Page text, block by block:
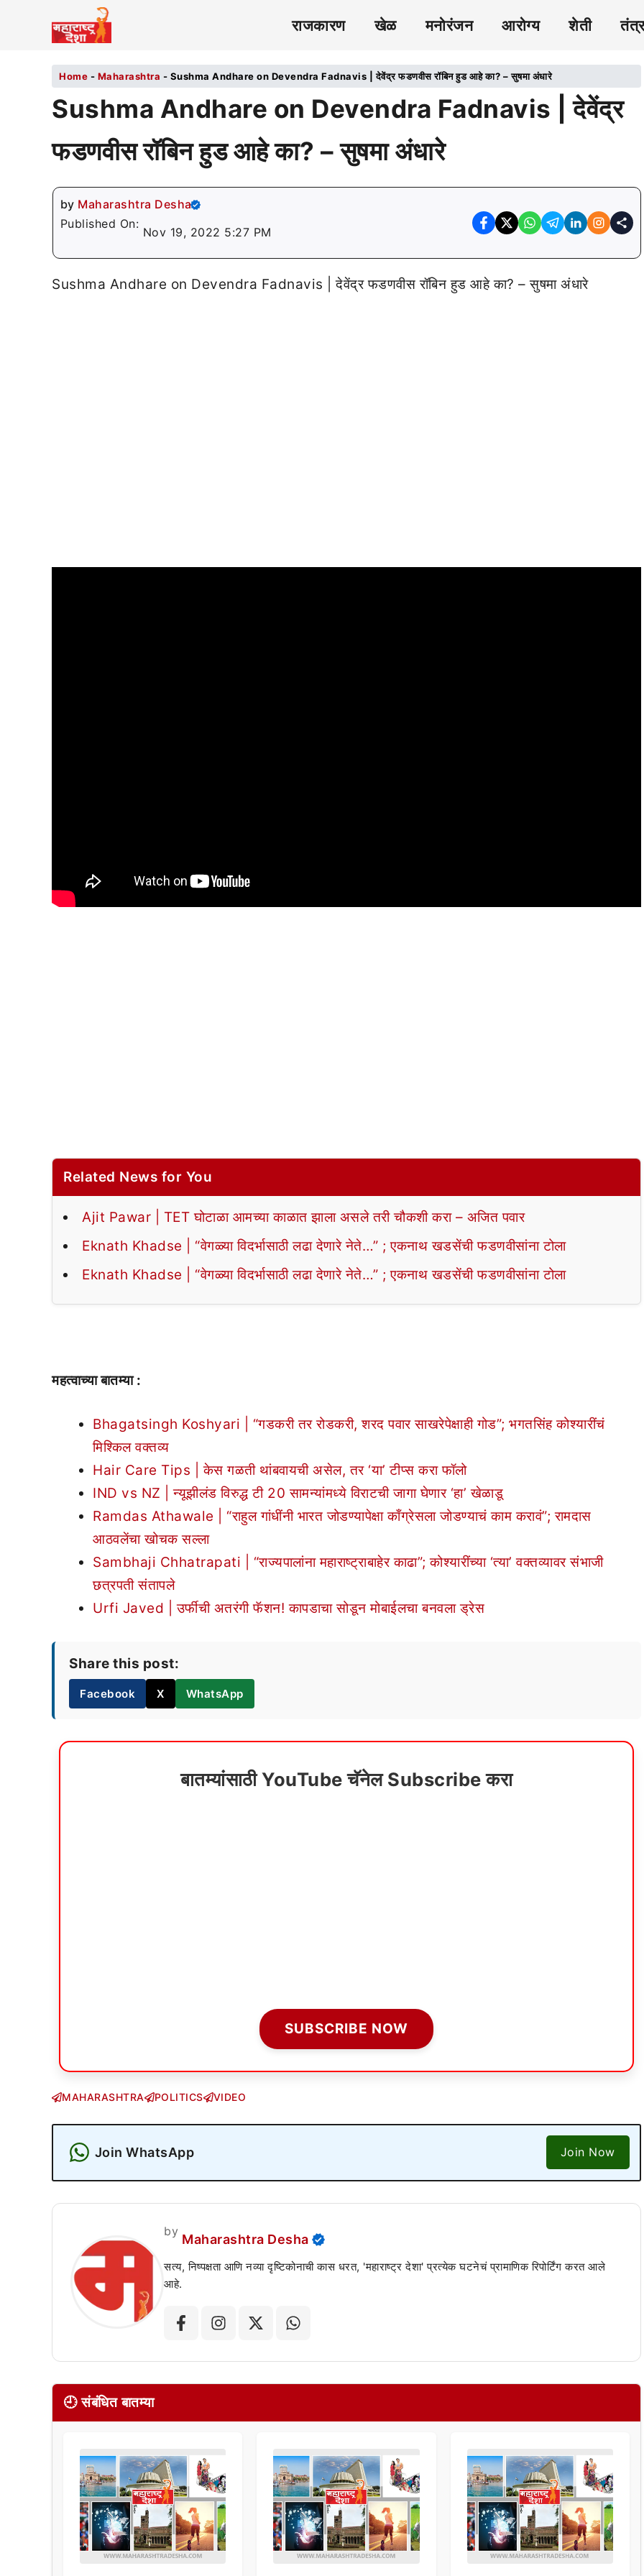
राजकारण खेळ मनोरंजन आरोग्य शेती
Home - Maharashtra - Sushma Andhare on Devendra Fadnavis | देवेंद्र फडणवीस रॉबिन हुड आहे का? – सुषमा अंधारे
Sushma Andhare on Devendra Fadnavis | देवेंद्र
फडणवीस रॉबिन हुड आहे का? – सुषमा अंधारे
by Maharashtra Desha
Published On:
Nov 19, 2022 5:27 PM
Sushma Andhare on Devendra Fadnavis | देवेंद्र फडणवीस रॉबिन हुड आहे का? – सुषमा अंधारे
Related News for You
Ajit Pawar | TET घोटाळा आमच्या काळात झाला असले तरी चौकशी करा – अजित पवार
Eknath Khadse | “वेगळ्या विदर्भासाठी लढा देणारे नेते…” ; एकनाथ खडसेंची फडणवीसांना टोला
Eknath Khadse | “वेगळ्या विदर्भासाठी लढा देणारे नेते…” ; एकनाथ खडसेंची फडणवीसांना टोला
महत्वाच्या बातम्या :
Bhagatsingh Koshyari | “गडकरी तर रोडकरी, शरद पवार साखरेपेक्षाही गोड”; भगतसिंह कोश्यारींचं
मिश्किल वक्तव्य
Hair Care Tips | केस गळती थांबवायची असेल, तर ‘या’ टीप्स करा फॉलो
IND vs NZ | न्यूझीलंड विरुद्ध टी 20 सामन्यांमध्ये विराटची जागा घेणार ‘हा’ खेळाडू
Ramdas Athawale | “राहुल गांधींनी भारत जोडण्यापेक्षा काँग्रेसला जोडण्याचं काम करावं”; रामदास
आठवलेंचा खोचक सल्ला
Sambhaji Chhatrapati | “राज्यपालांना महाराष्ट्राबाहेर काढा”; कोश्यारींच्या ‘त्या’ वक्तव्यावर संभाजी
छत्रपती संतापले
Urfi Javed | उर्फीची अतरंगी फॅशन! कापडाचा सोडून मोबाईलचा बनवला ड्रेस
Share this post:
Facebook X WhatsApp
बातम्यांसाठी YouTube चॅनेल Subscribe करा
SUBSCRIBE NOW
MAHARASHTRA POLITICS VIDEO
Join WhatsApp Join Now
by
Maharashtra Desha
सत्य, निष्पक्षता आणि नव्या दृष्टिकोनाची कास धरत, 'महाराष्ट्र देशा' प्रत्येक घटनेचं प्रामाणिक रिपोर्टिंग करत आले
आहे.
🕘 संबंधित बातम्या